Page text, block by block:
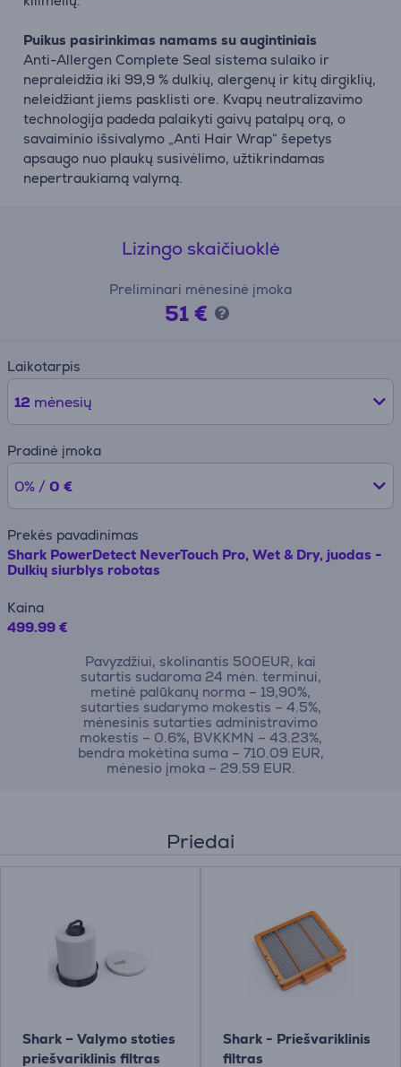
Puikus pasirinkimas namams su augintiniais
Anti-Allergen Complete Seal sistema sulaiko ir
nepraleidžia iki 99,9 % dulkių, alergenų ir kitų dirgiklių,
neleidžiant jiems pasklisti ore. Kvapų neutralizavimo
technologija padeda palaikyti gaivų patalpų orą, o
savaiminio išsivalymo „Anti Hair Wrap“ šepetys
apsaugo nuo plaukų susivėlimo, užtikrindamas
nepertraukiamą valymą.
Lizingo skaičiuoklė
Preliminari mėnesinė įmoka
51 €
Laikotarpis
12 mėnesių
Pradinė įmoka
0% / 0 €
Prekės pavadinimas
Shark PowerDetect NeverTouch Pro, Wet & Dry, juodas -
Dulkių siurblys robotas
Kaina
499.99 €
Pavyzdžiui, skolinantis 500EUR, kai
sutartis sudaroma 24 mėn. terminui,
metinė palūkanų norma – 19,90%,
sutarties sudarymo mokestis – 4.5%,
mėnesinis sutarties administravimo
mokestis – 0.6%, BVKKMN – 43.23%,
bendra mokėtina suma – 710.09 EUR,
mėnesio įmoka – 29.59 EUR.
Priedai
Shark – Valymo stoties
priešvariklinis filtras
Shark - Priešvariklinis
filtras